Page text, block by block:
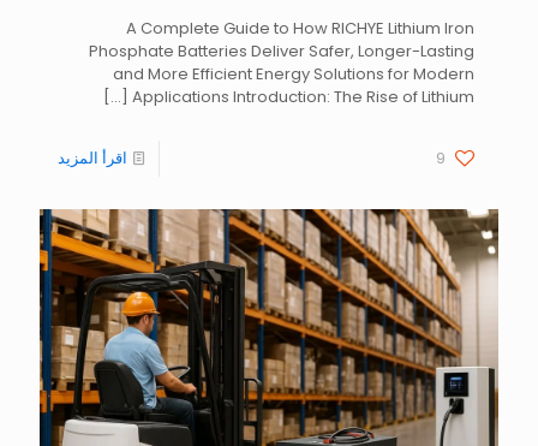
A Complete Guide to How RICHYE Lithium Iron
Phosphate Batteries Deliver Safer, Longer-Lasting
and More Efficient Energy Solutions for Modern
Applications Introduction: The Rise of Lithium
[…]
9 اقرأ المزيد